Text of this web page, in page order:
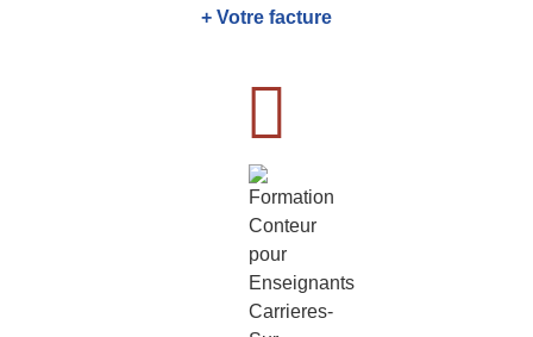
+ Votre facture